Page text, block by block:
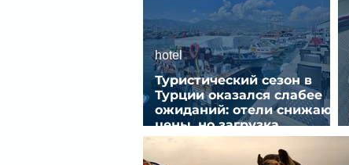
Туристический сезон в
Турции оказался слабее
ожиданий: отели снижают
цены, но загрузка
остается низкой
hotel